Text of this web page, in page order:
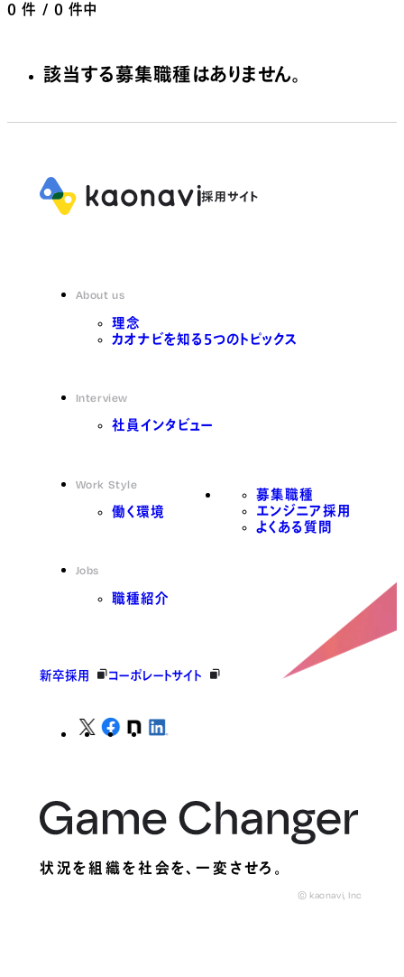
0 件 / 0 件中
該当する募集職種はありません。
About us
理念
カオナビを知る5つのトピックス
Interview
社員インタビュー
Work Style
働く環境
Jobs
職種紹介
募集職種
エンジニア採用
よくある質問
新卒採用 コーポレートサイト
状況を組織を社会を、一変させろ。
© kaonavi, Inc